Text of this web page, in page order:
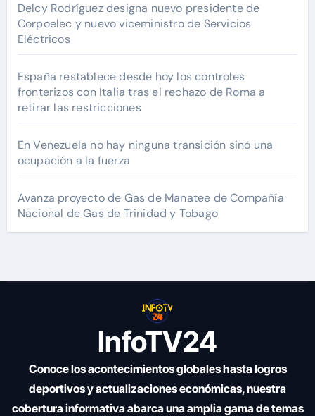
Delcy Rodríguez designa nuevo presidente de
Corpoelec y nuevo viceministro de Servicios
Eléctricos
España restablece desde hoy los controles
fronterizos con Italia tras el rechazo de Roma a
retirar las restricciones
En Venezuela no hay ninguna transición sino una
ocupación a la fuerza
Avanza proyecto de Gas de Manatee de Compañía
Nacional de Gas de Trinidad y Tobago
InfoTV24
Conoce los acontecimientos globales hasta logros
deportivos y actualizaciones económicas, nuestra
cobertura informativa abarca una amplia gama de temas